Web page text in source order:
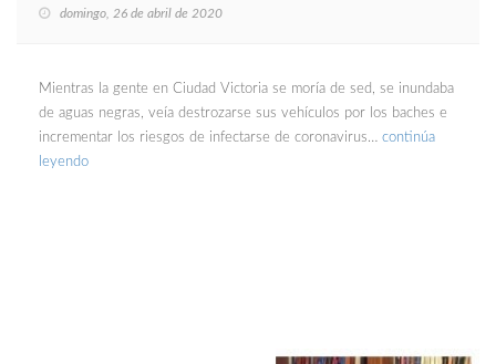
domingo, 26 de abril de 2020
Mientras la gente en Ciudad Victoria se moría de sed, se inundaba
de aguas negras, veía destrozarse sus vehículos por los baches e
incrementar los riesgos de infectarse de coronavirus… continúa
leyendo